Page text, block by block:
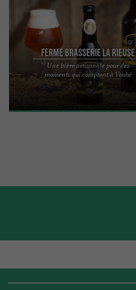
Ferme Brasserie La Rieuse
Une bière artisanale pour des
moments qui comptent à Vouhé
Bières La Rieuse, un peu brassées mais
distinguées Arnaud, Déborah et Alexandre
travaillent avec passion pour ...